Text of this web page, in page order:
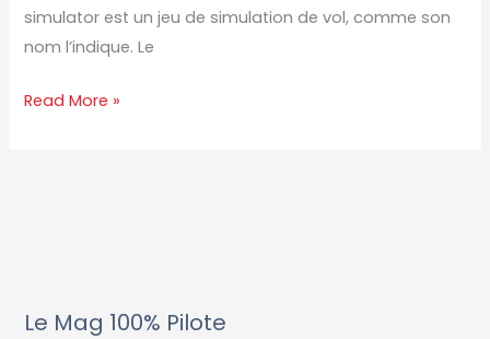
simulator est un jeu de simulation de vol, comme son
nom l’indique. Le
Read More »
Le Mag 100% Pilote